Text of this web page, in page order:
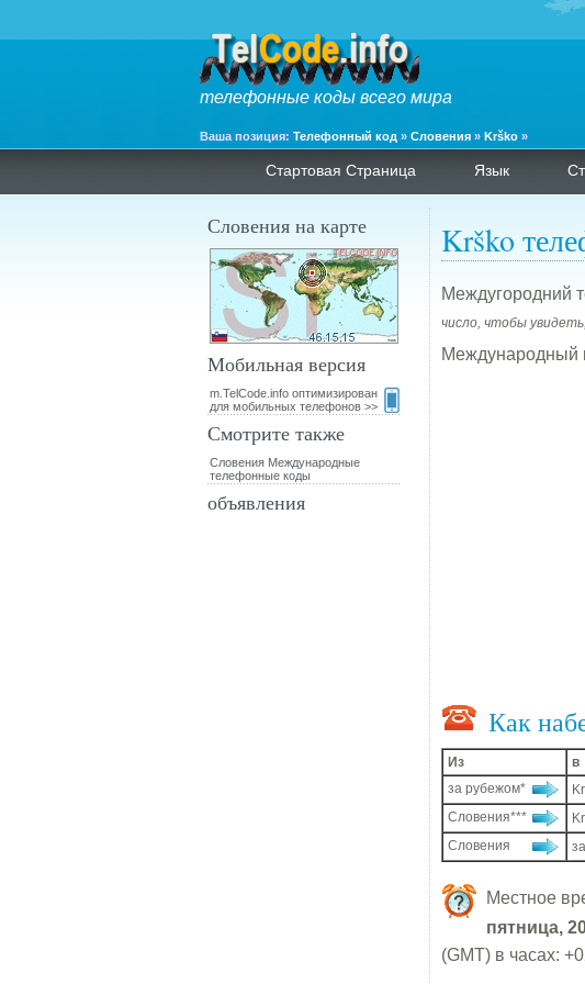
телефонные коды всего мира
Ваша позиция: Телефонный код » Словения » Krško »
Стартовая Страница Язык
Krško
Междугородний
число, чтобы
Международный
Как
Из в
за рубежом*
Словения***
Словения
Местное
пятница,
(GMT) в часах:
Словения на карте
Мобильная версия
m.TelCode.info оптимизирован
для мобильных телефонов >>
Смотрите также
Словения Международные
телефонные коды
объявления